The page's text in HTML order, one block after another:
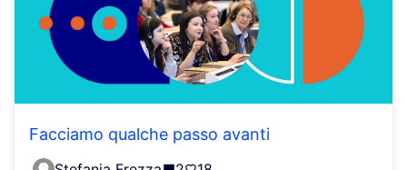
Facciamo qualche passo avanti